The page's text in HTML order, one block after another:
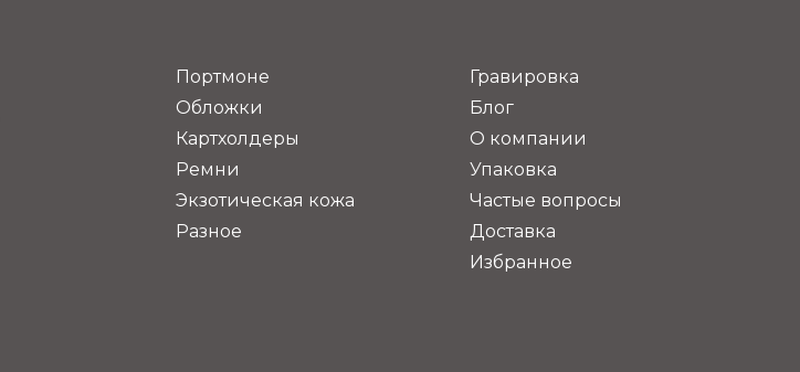
Портмоне
Обложки
Картхолдеры
Ремни
Экзотическая кожа
Разное
Гравировка
Блог
О компании
Упаковка
Частые вопросы
Доставка
Избранное